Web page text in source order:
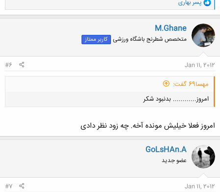
ا
ک
ن
ش
ه
ا
پسر بهاری
M.Ghane
متخصص شطرنج باشگاه ورزشی کاربر ممتاز
Jan 11, 2012
#6
مهسا69 گفت:
امروز............ بدنبود شکر
امروز فعلا خیلیش مونده آخه. چه زود نظر دادی
GoLsHAn.A
عضو جدید
Jan 11, 2012
#7